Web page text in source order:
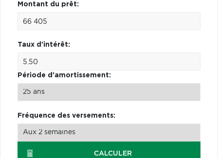
Montant du prêt:
Taux d'intérêt:
Période d'amortissement:
Fréquence des versements:
CALCULER